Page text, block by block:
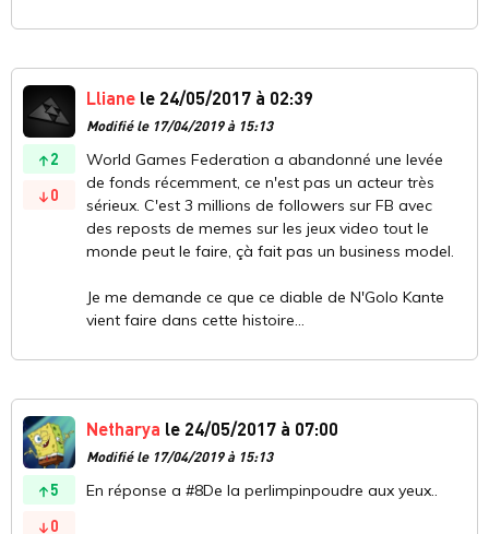
2
0
Lliane le 24/05/2017 à 02:39
Modifié le 17/04/2019 à 15:13
World Games Federation a abandonné une levée
de fonds récemment, ce n'est pas un acteur très
sérieux. C'est 3 millions de followers sur FB avec
des reposts de memes sur les jeux video tout le
monde peut le faire, çà fait pas un business model.
Je me demande ce que ce diable de N'Golo Kante
vient faire dans cette histoire...
5
0
Netharya le 24/05/2017 à 07:00
Modifié le 17/04/2019 à 15:13
En réponse a #8De la perlimpinpoudre aux yeux..